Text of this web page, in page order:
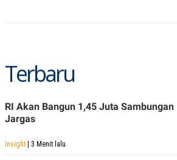
PEDOMAN
PRIVACY
POLICY
Terbaru
RI Akan Bangun 1,45 Juta Sambungan
Jargas
Insight | 3 Menit lalu